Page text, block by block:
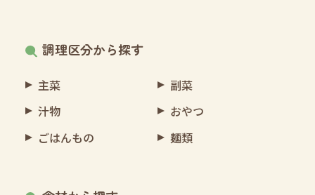
調理区分から探す
主菜
副菜
汁物
おやつ
ごはんもの
麺類